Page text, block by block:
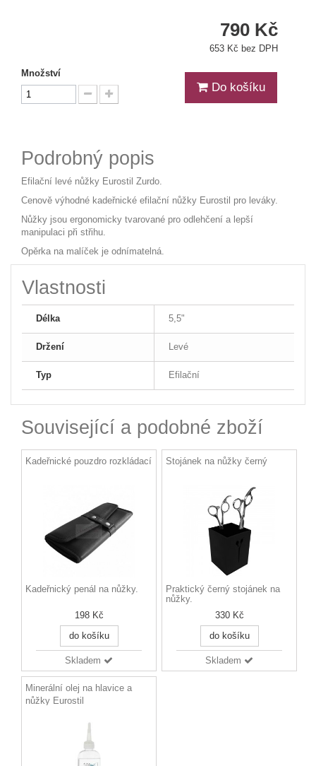
790 Kč
653 Kč bez DPH
Množství
Do košíku
Podrobný popis
Efilační levé nůžky Eurostil Zurdo.
Cenově výhodné kadeřnické efilační nůžky Eurostil pro leváky.
Nůžky jsou ergonomicky tvarované pro odlehčení a lepší
manipulaci při střihu.
Opěrka na malíček je odnímatelná.
Vlastnosti
Délka 5,5"
Držení Levé
Typ Efilační
Související a podobné zboží
Kadeřnické pouzdro rozkládací
Kadeřnický penál na nůžky.
198 Kč
do košíku
Skladem
Stojánek na nůžky černý
Praktický černý stojánek na
nůžky.
330 Kč
do košíku
Skladem
Minerální olej na hlavice a
nůžky Eurostil